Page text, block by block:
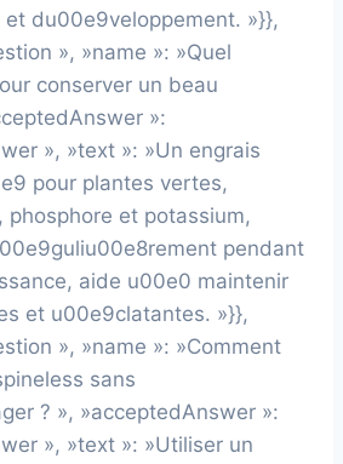
et du00e9veloppement. »}},
», »name »: »Quel
conserver un beau
»:
», »text »: »Un engrais
pour plantes vertes,
phosphore et potassium,
pendant
aide u00e0 maintenir
et u00e9clatantes. »}},
», »name »: »Comment
sans
? », »acceptedAnswer »:
», »text »: »Utiliser un